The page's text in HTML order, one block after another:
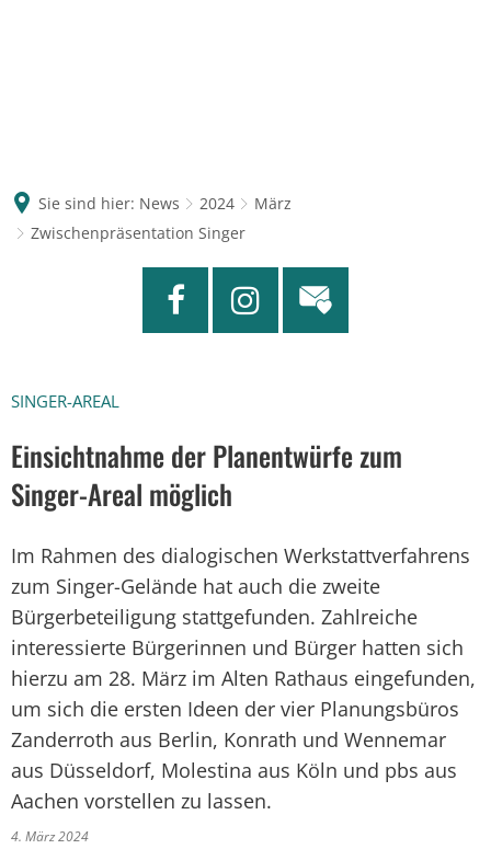
Sie sind hier: News 2024
März
Zwischenpräsentation Singer
SINGER-AREAL
Einsichtnahme der Planentwürfe zum
Singer-Areal möglich
Im Rahmen des dialogischen Werkstattverfahrens
zum Singer-Gelände hat auch die zweite
Bürgerbeteiligung stattgefunden. Zahlreiche
interessierte Bürgerinnen und Bürger hatten sich
hierzu am 28. März im Alten Rathaus eingefunden,
um sich die ersten Ideen der vier Planungsbüros
Zanderroth aus Berlin, Konrath und Wennemar
aus Düsseldorf, Molestina aus Köln und pbs aus
Aachen vorstellen zu lassen.
4. März 2024